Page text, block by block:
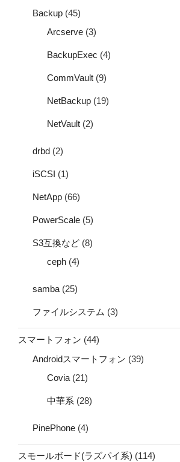
Backup (45)
Arcserve (3)
BackupExec (4)
CommVault (9)
NetBackup (19)
NetVault (2)
drbd (2)
iSCSI (1)
NetApp (66)
PowerScale (5)
S3互換など (8)
ceph (4)
samba (25)
ファイルシステム (3)
スマートフォン (44)
Androidスマートフォン (39)
Covia (21)
中華系 (28)
PinePhone (4)
スモールボード(ラズパイ系) (114)